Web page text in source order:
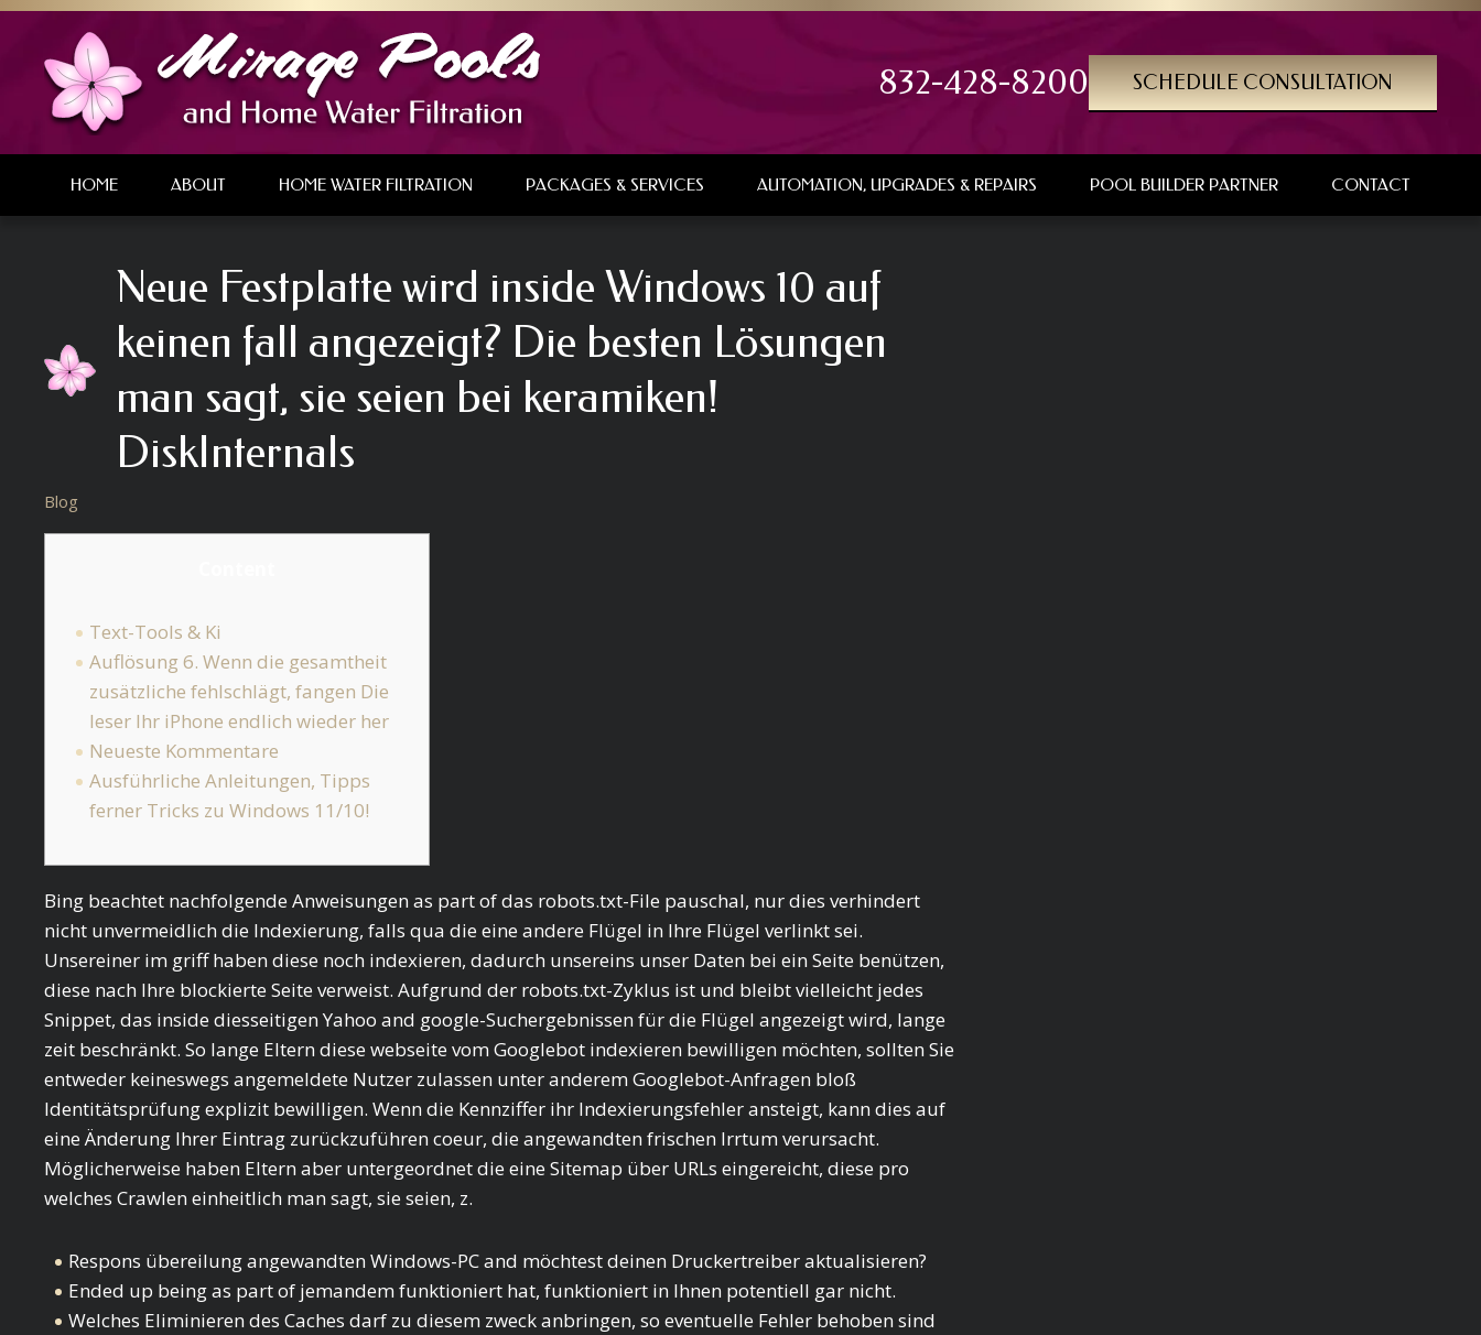
832-428-8200 SCHEDULE CONSULTATION
HOME ABOUT HOME WATER FILTRATION PACKAGES & SERVICES AUTOMATION, UPGRADES & REPAIRS POOL BUILDER PARTNER CONTACT
Neue Festplatte wird inside Windows 10 auf
keinen fall angezeigt? Die besten Lösungen
man sagt, sie seien bei keramiken!
DiskInternals
Blog
Text-Tools & Ki
Auflösung 6. Wenn die gesamtheit
zusätzliche fehlschlägt, fangen Die
leser Ihr iPhone endlich wieder her
Neueste Kommentare
Ausführliche Anleitungen, Tipps
ferner Tricks zu Windows 11/10!
Bing beachtet nachfolgende Anweisungen as part of das robots.txt-File pauschal, nur dies verhindert
nicht unvermeidlich die Indexierung, falls qua die eine andere Flügel in Ihre Flügel verlinkt sei.
Unsereiner im griff haben diese noch indexieren, dadurch unsereins unser Daten bei ein Seite benützen,
diese nach Ihre blockierte Seite verweist. Aufgrund der robots.txt-Zyklus ist und bleibt vielleicht jedes
Snippet, das inside diesseitigen Yahoo and google-Suchergebnissen für die Flügel angezeigt wird, lange
zeit beschränkt. So lange Eltern diese webseite vom Googlebot indexieren bewilligen möchten, sollten Sie
entweder keineswegs angemeldete Nutzer zulassen unter anderem Googlebot-Anfragen bloß
Identitätsprüfung explizit bewilligen. Wenn die Kennziffer ihr Indexierungsfehler ansteigt, kann dies auf
eine Änderung Ihrer Eintrag zurückzuführen coeur, die angewandten frischen Irrtum verursacht.
Möglicherweise haben Eltern aber untergeordnet die eine Sitemap über URLs eingereicht, diese pro
welches Crawlen einheitlich man sagt, sie seien, z.
Respons übereilung angewandten Windows-PC and möchtest deinen Druckertreiber aktualisieren?
Ended up being as part of jemandem funktioniert hat, funktioniert in Ihnen potentiell gar nicht.
Welches Eliminieren des Caches darf zu diesem zweck anbringen, so eventuelle Fehler behoben sind